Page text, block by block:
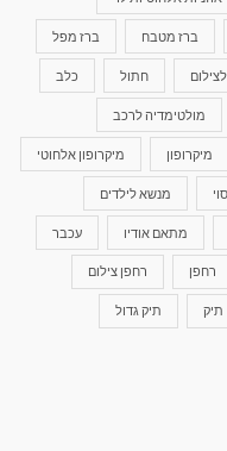
ברז מטבח ברז מפל
חתול כלב
מולטימדיה לרכב
מיקרופון מיקרופון אלחוטי
מנשא לילדים
מתאם אודיו עכבר
רחפן רחפן צילום
תיק תיק גדול